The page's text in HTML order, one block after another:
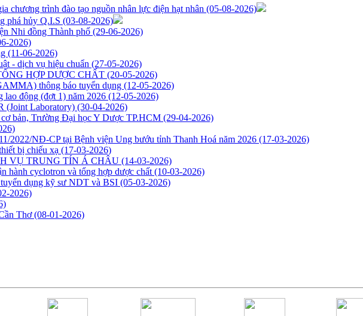
chương trình đào tạo nguồn nhân lực điện hạt nhân (05-08-2026)
phá hủy Q.I.S (03-08-2026)
Nhi đồng Thành phố (29-06-2026)
2026)
(11-06-2026)
- dịch vụ hiệu chuẩn (27-05-2026)
HỢP DƯỢC CHẤT (20-05-2026)
thông báo tuyển dụng (12-05-2026)
lao động (đợt 1) năm 2026 (12-05-2026)
(Joint Laboratory) (30-04-2026)
bản, Trường Đại học Y Dược TP.HCM (29-04-2026)
2022/NĐ-CP tại Bệnh viện Ung bướu tỉnh Thanh Hoá năm 2026 (17-03-2026)
bị chiếu xạ (17-03-2026)
VỤ TRUNG TÍN Á CHÂU (14-03-2026)
hành cyclotron và tổng hợp dược chất (10-03-2026)
dụng kỹ sư NDT và BSI (05-03-2026)
2026)
Thơ(08-01-2026)